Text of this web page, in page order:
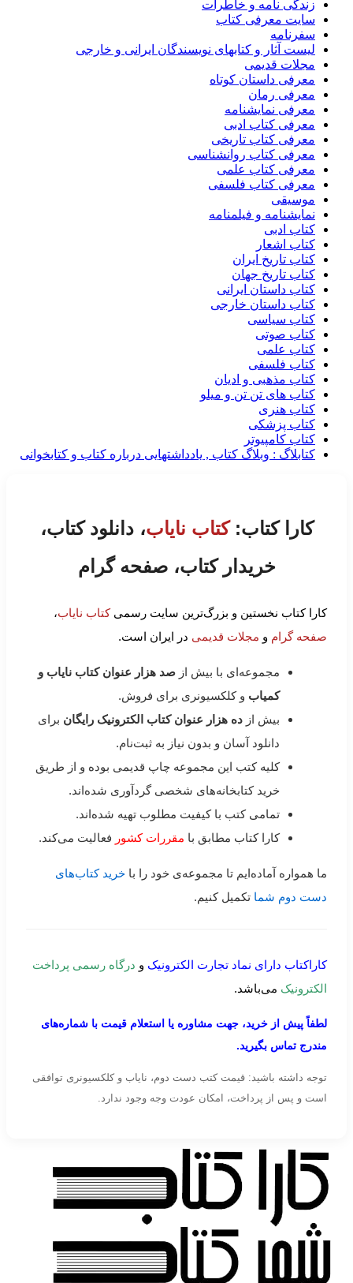
زندگی نامه و خاطرات
سایت معرفی کتاب
سفرنامه
لیست آثار و کتابهای نویسندگان ایرانی و خارجی
مجلات قدیمی
معرفی داستان کوتاه
معرفی رمان
معرفی نمایشنامه
معرفی کتاب ادبی
معرفی کتاب تاریخی
معرفی کتاب روانشناسی
معرفی کتاب علمی
معرفی کتاب فلسفی
موسیقی
نمایشنامه و فیلمنامه
کتاب ادبی
کتاب اشعار
کتاب تاریخ ایران
کتاب تاریخ جهان
کتاب داستان ایرانی
کتاب داستان خارجی
کتاب سیاسی
کتاب صوتی
کتاب علمی
کتاب فلسفی
کتاب مذهبی و ادیان
کتاب های تن تن و میلو
کتاب هنری
کتاب پزشکی
کتاب کامپیوتر
کتابلاگ : وبلاگ کتاب , یادداشتهایی درباره کتاب و کتابخوانی
کارا کتاب:کتاب نایاب، دانلود کتاب،
خریدار کتاب، صفحه گرام
کارا کتاب نخستین و بزرگ‌ترین سایت رسمیکتاب نایاب،
صفحه گرام و مجلات قدیمی در ایران است.
مجموعه‌ای با بیش از صد هزار عنوان کتاب نایاب و
کمیاب و کلکسیونری برای فروش.
بیش از ده هزار عنوان کتاب الکترونیک رایگان برای
دانلود آسان و بدون نیاز به ثبت‌نام.
کلیه کتب این مجموعه چاپ قدیمی بوده و از طریق
خرید کتابخانه‌های شخصی گردآوری شده‌اند.
تمامی کتب با کیفیت مطلوب تهیه شده‌اند.
کارا کتاب مطابق با مقررات کشور فعالیت می‌کند.
ما همواره آماده‌ایم تا مجموعه‌ی خود را با خرید کتاب‌های
دست دوم شما تکمیل کنیم.
کاراکتاب دارای نماد تجارت الکترونیک و درگاه رسمی پرداخت
الکترونیک می‌باشد.
لطفاً پیش از خرید، جهت مشاوره یا استعلام قیمت با شماره‌های
مندرج تماس بگیرید.
توجه داشته باشید: قیمت کتب دست دوم، نایاب و کلکسیونری توافقی
است و پس از پرداخت، امکان عودت وجه وجود ندارد.